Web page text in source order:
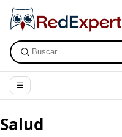
☰
Salud